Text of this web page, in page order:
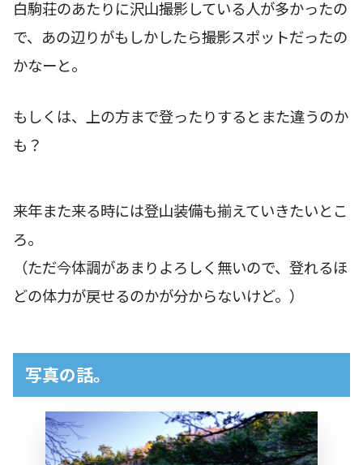
白駒荘のあたりに沢山撮影している人が多かったの
で、あの辺りがもしかしたら撮影スポットだったの
かなーと。
もしくは、上の方まで登ったりするとまた違うのか
も？
来年また来る時には登山装備も揃えていきたいとこ
ろ。
（ただ今体調があまりよろしく無いので、登れるほ
どの体力が戻せるのかが分からないけど。）
写真の話。